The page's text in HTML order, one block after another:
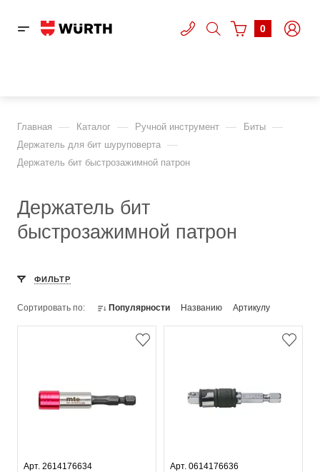
0
Главная — Каталог — Ручной инструмент — Биты —
Держатель для бит шуруповерта —
Держатель бит быстрозажимной патрон
Держатель бит
быстрозажимной патрон
ФИЛЬТР
Сортировать по: Популярности Названию Артикулу
Арт. 2614176634
Арт. 0614176636